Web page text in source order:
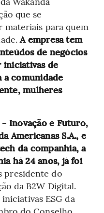
que se
para quem
A empresa tem
de negócios
iniciativas de
a comunidade
mulheres
- Inovação e Futuro,
Americanas S.A., e
da companhia, a
há 24 anos, já foi
presidente do
da B2W Digital.
ESG da